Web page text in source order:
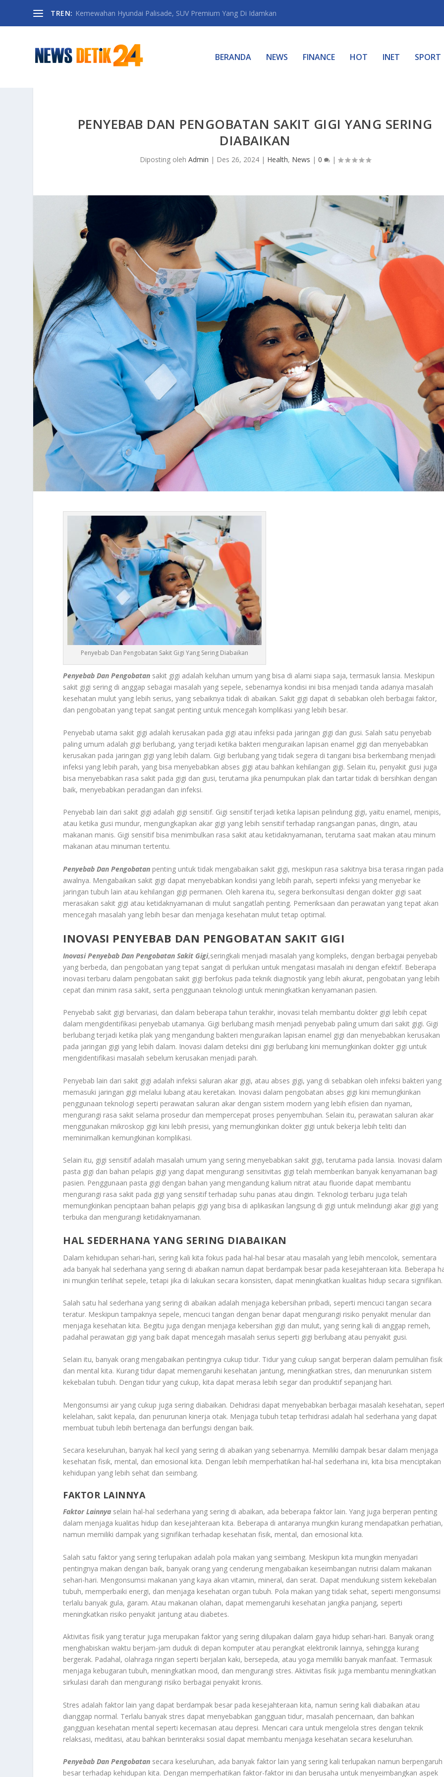
TREN: Kemewahan Hyundai Palisade, SUV Premium Yang Di Idamkan
BERANDA NEWS FINANCE HOT INET SPORT
PENYEBAB DAN PENGOBATAN SAKIT GIGI YANG SERING
DIABAIKAN
Diposting oleh Admin | Des 26, 2024| Health, News | 0 |
Penyebab Dan Pengobatan Sakit Gigi Yang Sering Diabaikan
Penyebab Dan Pengobatan sakit gigi adalah keluhan umum yang bisa di alami siapa saja, termasuk lansia. Meskipun
sakit gigi sering di anggap sebagai masalah yang sepele, sebenarnya kondisi ini bisa menjadi tanda adanya masalah
kesehatan mulut yang lebih serius, yang sebaiknya tidak di abaikan. Sakit gigi dapat di sebabkan oleh berbagai faktor,
dan pengobatan yang tepat sangat penting untuk mencegah komplikasi yang lebih besar.
Penyebab utama sakit gigi adalah kerusakan pada gigi atau infeksi pada jaringan gigi dan gusi. Salah satu penyebab
paling umum adalah gigi berlubang, yang terjadi ketika bakteri menguraikan lapisan enamel gigi dan menyebabkan
kerusakan pada jaringan gigi yang lebih dalam. Gigi berlubang yang tidak segera di tangani bisa berkembang menjadi
infeksi yang lebih parah, yang bisa menyebabkan abses gigi atau bahkan kehilangan gigi. Selain itu, penyakit gusi juga
bisa menyebabkan rasa sakit pada gigi dan gusi, terutama jika penumpukan plak dan tartar tidak di bersihkan dengan
baik, menyebabkan peradangan dan infeksi.
Penyebab lain dari sakit gigi adalah gigi sensitif. Gigi sensitif terjadi ketika lapisan pelindung gigi, yaitu enamel, menipis,
atau ketika gusi mundur, mengungkapkan akar gigi yang lebih sensitif terhadap rangsangan panas, dingin, atau
makanan manis. Gigi sensitif bisa menimbulkan rasa sakit atau ketidaknyamanan, terutama saat makan atau minum
makanan atau minuman tertentu.
Penyebab Dan Pengobatan penting untuk tidak mengabaikan sakit gigi, meskipun rasa sakitnya bisa terasa ringan pada
awalnya. Mengabaikan sakit gigi dapat menyebabkan kondisi yang lebih parah, seperti infeksi yang menyebar ke
jaringan tubuh lain atau kehilangan gigi permanen. Oleh karena itu, segera berkonsultasi dengan dokter gigi saat
merasakan sakit gigi atau ketidaknyamanan di mulut sangatlah penting. Pemeriksaan dan perawatan yang tepat akan
mencegah masalah yang lebih besar dan menjaga kesehatan mulut tetap optimal.
INOVASI PENYEBAB DAN PENGOBATAN SAKIT GIGI
Inovasi Penyebab Dan Pengobatan Sakit Gigi,seringkali menjadi masalah yang kompleks, dengan berbagai penyebab
yang berbeda, dan pengobatan yang tepat sangat di perlukan untuk mengatasi masalah ini dengan efektif. Beberapa
inovasi terbaru dalam pengobatan sakit gigi berfokus pada teknik diagnostik yang lebih akurat, pengobatan yang lebih
cepat dan minim rasa sakit, serta penggunaan teknologi untuk meningkatkan kenyamanan pasien.
Penyebab sakit gigi bervariasi, dan dalam beberapa tahun terakhir, inovasi telah membantu dokter gigi lebih cepat
dalam mengidentifikasi penyebab utamanya. Gigi berlubang masih menjadi penyebab paling umum dari sakit gigi. Gigi
berlubang terjadi ketika plak yang mengandung bakteri menguraikan lapisan enamel gigi dan menyebabkan kerusakan
pada jaringan gigi yang lebih dalam. Inovasi dalam deteksi dini gigi berlubang kini memungkinkan dokter gigi untuk
mengidentifikasi masalah sebelum kerusakan menjadi parah.
Penyebab lain dari sakit gigi adalah infeksi saluran akar gigi, atau abses gigi, yang di sebabkan oleh infeksi bakteri yang
memasuki jaringan gigi melalui lubang atau keretakan. Inovasi dalam pengobatan abses gigi kini memungkinkan
penggunaan teknologi seperti perawatan saluran akar dengan sistem modern yang lebih efisien dan nyaman,
mengurangi rasa sakit selama prosedur dan mempercepat proses penyembuhan. Selain itu, perawatan saluran akar
menggunakan mikroskop gigi kini lebih presisi, yang memungkinkan dokter gigi untuk bekerja lebih teliti dan
meminimalkan kemungkinan komplikasi.
Selain itu, gigi sensitif adalah masalah umum yang sering menyebabkan sakit gigi, terutama pada lansia. Inovasi dalam
pasta gigi dan bahan pelapis gigi yang dapat mengurangi sensitivitas gigi telah memberikan banyak kenyamanan bagi
pasien. Penggunaan pasta gigi dengan bahan yang mengandung kalium nitrat atau fluoride dapat membantu
mengurangi rasa sakit pada gigi yang sensitif terhadap suhu panas atau dingin. Teknologi terbaru juga telah
memungkinkan penciptaan bahan pelapis gigi yang bisa di aplikasikan langsung di gigi untuk melindungi akar gigi yang
terbuka dan mengurangi ketidaknyamanan.
HAL SEDERHANA YANG SERING DIABAIKAN
Dalam kehidupan sehari-hari, sering kali kita fokus pada hal-hal besar atau masalah yang lebih mencolok, sementara
ada banyak hal sederhana yang sering di abaikan namun dapat berdampak besar pada kesejahteraan kita. Beberapa
ini mungkin terlihat sepele, tetapi jika di lakukan secara konsisten, dapat meningkatkan kualitas hidup secara signifikan.
Salah satu hal sederhana yang sering di abaikan adalah menjaga kebersihan pribadi, seperti mencuci tangan secara
teratur. Meskipun tampaknya sepele, mencuci tangan dengan benar dapat mengurangi risiko penyakit menular dan
menjaga kesehatan kita. Begitu juga dengan menjaga kebersihan gigi dan mulut, yang sering kali di anggap remeh,
padahal perawatan gigi yang baik dapat mencegah masalah serius seperti gigi berlubang atau penyakit gusi.
Selain itu, banyak orang mengabaikan pentingnya cukup tidur. Tidur yang cukup sangat berperan dalam pemulihan fisik
dan mental kita. Kurang tidur dapat memengaruhi kesehatan jantung, meningkatkan stres, dan menurunkan sistem
kekebalan tubuh. Dengan tidur yang cukup, kita dapat merasa lebih segar dan produktif sepanjang hari.
Mengonsumsi air yang cukup juga sering diabaikan. Dehidrasi dapat menyebabkan berbagai masalah kesehatan,
kelelahan, sakit kepala, dan penurunan kinerja otak. Menjaga tubuh tetap terhidrasi adalah hal sederhana yang dapat
membuat tubuh lebih bertenaga dan berfungsi dengan baik.
Secara keseluruhan, banyak hal kecil yang sering di abaikan yang sebenarnya. Memiliki dampak besar dalam menjaga
kesehatan fisik, mental, dan emosional kita. Dengan lebih memperhatikan hal-hal sederhana ini, kita bisa menciptakan
kehidupan yang lebih sehat dan seimbang.
FAKTOR LAINNYA
Faktor Lainnya selain hal-hal sederhana yang sering di abaikan, ada beberapa faktor lain. Yang juga berperan penting
dalam menjaga kualitas hidup dan kesejahteraan kita. Beberapa di antaranya mungkin kurang mendapatkan perhatian,
namun memiliki dampak yang signifikan terhadap kesehatan fisik, mental, dan emosional kita.
Salah satu faktor yang sering terlupakan adalah pola makan yang seimbang. Meskipun kita mungkin menyadari
pentingnya makan dengan baik, banyak orang yang cenderung mengabaikan keseimbangan nutrisi dalam makanan
sehari-hari. Mengonsumsi makanan yang kaya akan vitamin, mineral, dan serat. Dapat mendukung sistem kekebalan
tubuh, memperbaiki energi, dan menjaga kesehatan organ tubuh. Pola makan yang tidak sehat, seperti mengonsumsi
terlalu banyak gula, garam. Atau makanan olahan, dapat memengaruhi kesehatan jangka panjang, seperti
meningkatkan risiko penyakit jantung atau diabetes.
Aktivitas fisik yang teratur juga merupakan faktor yang sering dilupakan dalam gaya hidup sehari-hari. Banyak orang
menghabiskan waktu berjam-jam duduk di depan komputer atau perangkat elektronik lainnya, sehingga kurang
bergerak. Padahal, olahraga ringan seperti berjalan kaki, bersepeda, atau yoga memiliki banyak manfaat. Termasuk
menjaga kebugaran tubuh, meningkatkan mood, dan mengurangi stres. Aktivitas fisik juga membantu meningkatkan
sirkulasi darah dan mengurangi risiko berbagai penyakit kronis.
Stres adalah faktor lain yang dapat berdampak besar pada kesejahteraan kita, namun sering kali diabaikan atau
dianggap normal. Terlalu banyak stres dapat menyebabkan gangguan tidur, masalah pencernaan, dan bahkan
gangguan kesehatan mental seperti kecemasan atau depresi. Mencari cara untuk mengelola stres dengan teknik
relaksasi, meditasi, atau bahkan berinteraksi sosial dapat membantu menjaga kesehatan secara keseluruhan.
Penyebab Dan Pengobatan secara keseluruhan, ada banyak faktor lain yang sering kali terlupakan namun berpengaruh
besar terhadap kehidupan kita. Dengan memperhatikan faktor-faktor ini dan berusaha untuk menyeimbangkan aspek